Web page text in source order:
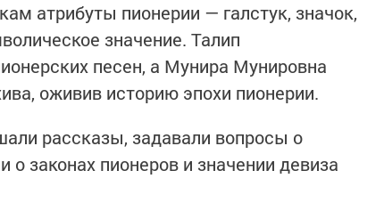
атрибуты пионерии — галстук, значок,
значение. Талип
песен, а Мунира Мунировна
оживив историю эпохи пионерии.
рассказы, задавали вопросы о
о законах пионеров и значении девиза